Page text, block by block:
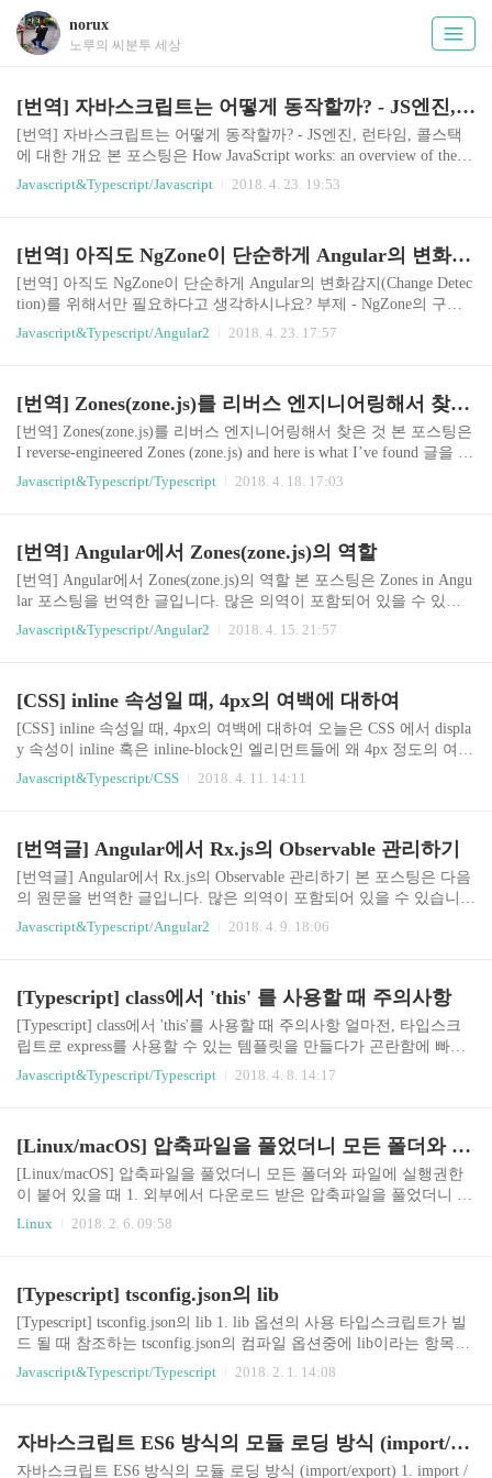
norux
노루의 씨분투 세상
[번역] 자바스크립트는 어떻게 동작할까? - JS엔진, 런타임, 콜스택에 대한 개요
[번역] 자바스크립트는 어떻게 동작할까? - JS엔진, 런타임, 콜스택
에 대한 개요 본 포스팅은 How JavaScript works: an overview of the en
gine, the runtime, and the call stack 의 글을 번역한 글입니다. How Jav
aScript 시리즈는 9편정도가 있으며, 지금도 나오고 있습니다. 최대
프론트엔드, 백엔드, 하이브리드, 임베디드와 그 이상의 많은 영역에
서 자바스크립트를 사용하고 있습니다. 이 포스팅은 자바스크립트
와, 자바스크립트가 어떻게 동작하는지에 대해 깊이 파보기 위한 목
Javascript&Typescript/Javascript 2018. 4. 23. 19:53
[번역] 아직도 NgZone이 단순하게 Angular의 변화감지(Change Detection)를 위해서만 필요하다고 생각하시나요?
[번역] 아직도 NgZone이 단순하게 Angular의 변화감지(Change Detec
tion)를 위해서만 필요하다고 생각하시나요? 부제 - NgZone의 구현
방법과 사용법 본 포스팅은 Do you still think that NgZone (zone.js) is
required for change detection in Angular? 을 번역한 글입니다.많은 의
이 있다고 말합니다. 분명 Angular의 변화 감지 기술에 Zone이 관련
되어있는 것은 사실이지만, 기술적으로 부분 집합적인 관계는 아닙
니다. 물론 Zone과 NgZone은 비..
Javascript&Typescript/Angular2 2018. 4. 23. 17:57
[번역] Zones(zone.js)를 리버스 엔지니어링해서 찾은 것
[번역] Zones(zone.js)를 리버스 엔지니어링해서 찾은 것 본 포스팅은
I reverse-engineered Zones (zone.js) and here is what I’ve found 글을 번
역한 글입니다.많은 의역이 포함되어 있을 수 있습니다. :) 부제 - Zo
nes이란? (Zones은 무엇이며 또 어떻게 사용할까?) 이 포스팅은 NgZ
직접 만들 수 있는 방법과 Angular의 NgZone은 어떻게 동작하는지에
대해서 설명합니다. NgZone에 대해서 더 많이 공부하시려면 "당신
은 아직도 NgZone은 Angular의 Change De..
Javascript&Typescript/Typescript 2018. 4. 18. 17:03
[번역] Angular에서 Zones(zone.js)의 역할
[번역] Angular에서 Zones(zone.js)의 역할 본 포스팅은 Zones in Angu
lar 포스팅을 번역한 글입니다. 많은 의역이 포함되어 있을 수 있습
니다. Zones의 이해 포스팅에서 우리는 Zones 의 능력에 대해 알아
보았습니다. Zones 을 이용하면 비동기적으로 실행되는 코드에 대해
습니다. 만약 위 포스팅을 읽지 않으셨다면, 먼저 읽어보기를 강력하
게 추천합니다. 본 포스팅에서는 Angular에서 Zones의 역할이 무엇
인지에 대해서만 집중합니다. 역자주: 먼저 읽어보시 마세요. 혹 필
Javascript&Typescript/Angular2 2018. 4. 15. 21:57
[CSS] inline 속성일 때, 4px의 여백에 대하여
[CSS] inline 속성일 때, 4px의 여백에 대하여 오늘은 CSS 에서 displa
y 속성이 inline 혹은 inline-block인 엘리먼트들에 왜 4px 정도의 여백
이 생기는지를 알아보도록 하겠습니다. 물론 그 이유를 알게 되면 해
결책도 간단합니다. 4px의 미세한 차이.. 4px의 미세한 차이를 볼 수
t로 붙어 있는 block 속성의 div 엘리먼트구요. 아래 숫자박스는 inlin
e-block의 span 엘리먼트입니다. float으로 붙어있는 엘리먼트들 사이
에는 간격이 없는데, inline속성을 가져서 옆에 붙는 엘리먼트들 사..
Javascript&Typescript/CSS 2018. 4. 11. 14:11
[번역글] Angular에서 Rx.js의 Observable 관리하기
[번역글] Angular에서 Rx.js의 Observable 관리하기 본 포스팅은 다음
의 원문을 번역한 글입니다. 많은 의역이 포함되어 있을 수 있습니
다. 원문: Manage your observable subscriptions in Angular with help of
rx.js 서브스크립션(Subscription)을 위해 Observable 변수를 사용 할
하는 것이 필요합니다. 만약 우리가 서브스크립션을 중단하지 않고
계속 유지한다면, 불필요한 메모리와 컴퓨팅 자원이 낭비될 것이므
로 좋지 않습니다. 물론 우리는 unsubscribe() 라는 함수를..
Javascript&Typescript/Angular2 2018. 4. 9. 18:06
[Typescript] class에서 'this' 를 사용할 때 주의사항
[Typescript] class에서 'this'를 사용할 때 주의사항 얼마전, 타입스크
립트로 express를 사용할 수 있는 템플릿을 만들다가 곤란함에 빠졌
던적이 있습니다. (참고: Github - express-ts-template) 우선 구조와 코
드를 소개해드려야겠군요. 다만, 이 구조는 어려울 수 있으니까요.
스는 자바스크립트의 ES6보다 좀 더 기존 자바나 C++의 클래스와
유사합니다. 그래서 좀 더 MVC 패턴같은 구조를 만들어보고자 한
것이죠. 전체적인 구조는 컨트롤러의 생성자에서 모델을 등록하여,
Javascript&Typescript/Typescript 2018. 4. 8. 14:17
[Linux/macOS] 압축파일을 풀었더니 모든 폴더와 파일에 실행권한이 붙어 있을 때
[Linux/macOS] 압축파일을 풀었더니 모든 폴더와 파일에 실행권한
이 붙어 있을 때 1. 외부에서 다운로드 받은 압축파일을 풀었더니 모
조리 실행권한이 붙어 있습니다. 가끔 웹에서 다운로드하거나 USB
처럼 777 권한이 모조리 붙어있는 경우가 있습니다. 이 경우, 보안상
취약하기도 하구요. 리눅스의 파일관리 컨셉과도 안맞게 되구요. 또
보통 배시에서 실행권한이 있는 폴더와 파일의 색상을 다르게 보여
Linux 2018. 2. 6. 09:58
[Typescript] tsconfig.json의 lib
[Typescript] tsconfig.json의 lib 1. lib 옵션의 사용 타입스크립트가 빌
드 될 때 참조하는 tsconfig.json의 컴파일 옵션중에 lib이라는 항목이
있습니다. 이 항목의 의미를 알아봅시다. // tsconfig.json { "Compiler
Options": { "target": "es5", "module": "commonjs", "lib": [ "dom", "es
다. 만약 lib 항목을 정의하지 않았다면 target 항목에서 지정한 ECM
AScript의 버전에 따라 기본값이 정의됩니다. ES5의 기본 값: do..
Javascript&Typescript/Typescript 2018. 2. 1. 14:08
자바스크립트 ES6 방식의 모듈 로딩 방식 (import/export)
자바스크립트 ES6 방식의 모듈 로딩 방식 (import/export) 1. import /